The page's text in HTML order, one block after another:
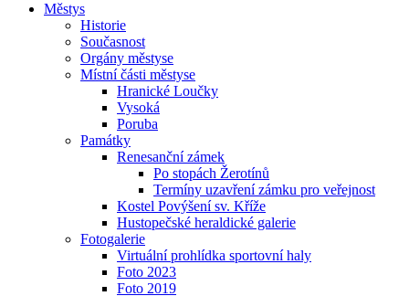
Městys
Historie
Současnost
Orgány městyse
Místní části městyse
Hranické Loučky
Vysoká
Poruba
Památky
Renesanční zámek
Po stopách Žerotínů
Termíny uzavření zámku pro veřejnost
Kostel Povýšení sv. Kříže
Hustopečské heraldické galerie
Fotogalerie
Virtuální prohlídka sportovní haly
Foto 2023
Foto 2019